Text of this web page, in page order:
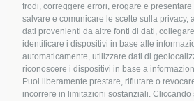
frodi, correggere errori, erogare e
salvare e comunicare le scelte sulla privacy,
dati provenienti da altre fonti di dati,
identificare i dispositivi in base alle
automaticamente, utilizzare dati di
riconoscere i dispositivi in base a
Puoi liberamente prestare, rifiutare o
incorrere in limitazioni sostanziali. Cliccando
Partendo da un libro di
Alfonso [...]
Nome*
Email*